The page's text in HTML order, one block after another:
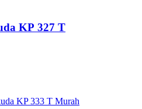
KP 327 T